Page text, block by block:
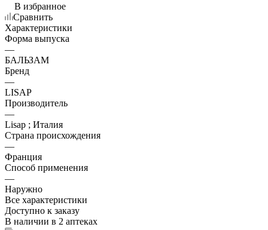
В избранное
Сравнить
Характеристики
Форма выпуска
—
БАЛЬЗАМ
Бренд
—
LISAP
Производитель
—
Lisap ; Италия
Страна происхождения
—
Франция
Способ применения
—
Наружно
Все характеристики
Доступно к заказу
В наличии в 2 аптеках